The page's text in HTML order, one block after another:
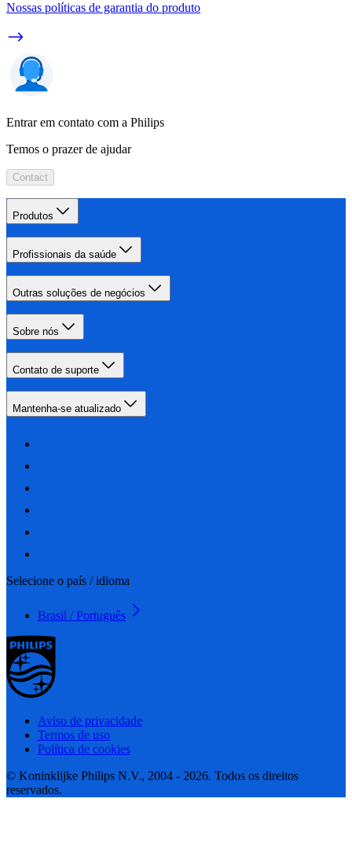
Nossas políticas de garantia do produto
Entrar em contato com a Philips
Temos o prazer de ajudar
Contact
Produtos
Profissionais da saúde
Outras soluções de negócios
Sobre nós
Contato de suporte
Mantenha-se atualizado
Selecione o país / idioma
Brasil / Português
Aviso de privacidade
Termos de uso
Política de cookies
© Koninklijke Philips N.V., 2004 - 2026. Todos os direitos
reservados.